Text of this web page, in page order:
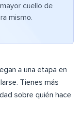
cuello de
mismo.
a una etapa en
Tienes más
sobre quién hace